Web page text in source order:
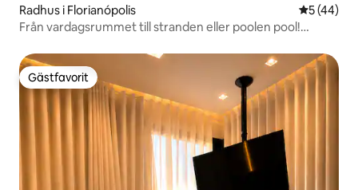
Radhus i Florianópolis 5 av 5 i
5 (44)
Från vardagsrummet till stranden eller poolen pool!
Gästfavorit
Gästfavorit